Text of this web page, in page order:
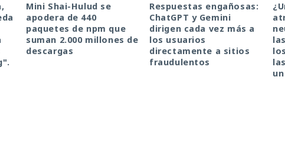
Mini Shai-Hulud se
apodera de 440
paquetes de npm que
suman 2.000 millones de
descargas
Respuestas engañosas:
ChatGPT y Gemini
dirigen cada vez más a
los usuarios
directamente a sitios
fraudulentos